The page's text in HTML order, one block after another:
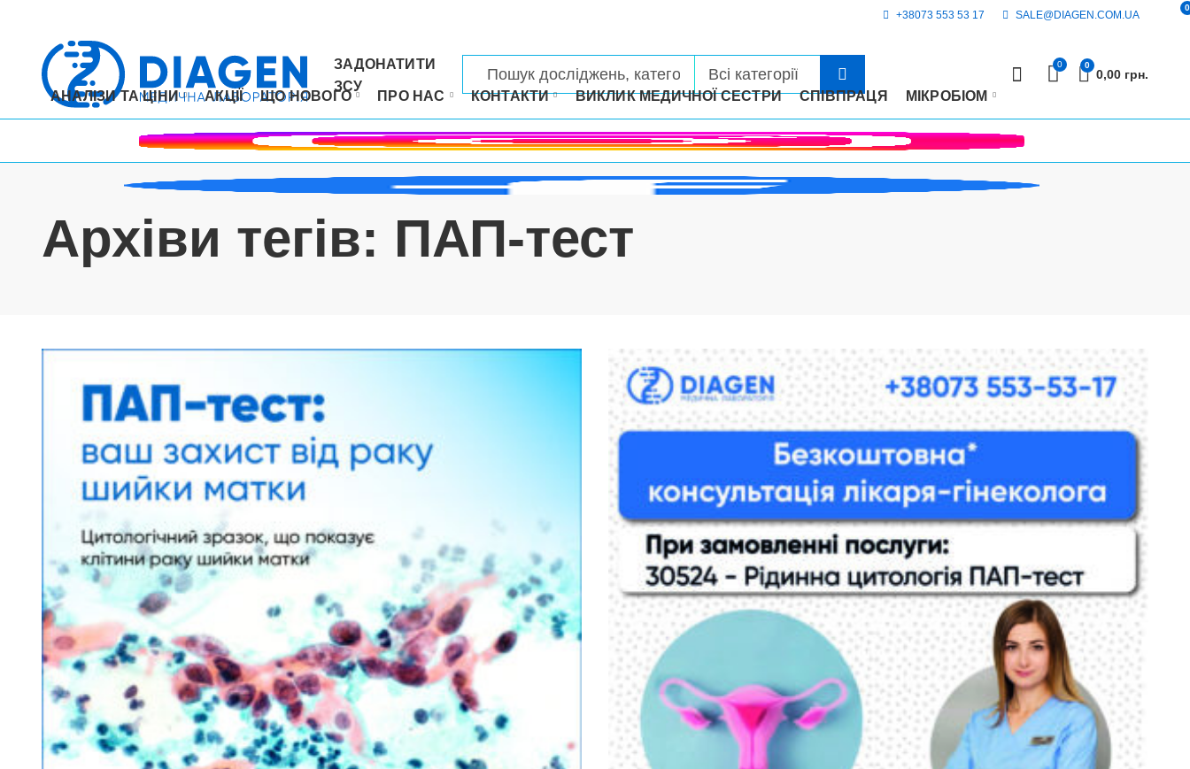
+38073 553 53 17 SALE@DIAGEN.COM.UA
ЗАДОНАТИТИ
ЗСУ
0 0
0,00 грн.
АНАЛІЗИ ТА ЦІНИ АКЦІЇ ЩО НОВОГО ПРО НАС КОНТАКТИ ВИКЛИК МЕДИЧНОЇ СЕСТРИ СПІВПРАЦЯ МІКРОБІОМ
Архіви тегів: ПАП-тест
0